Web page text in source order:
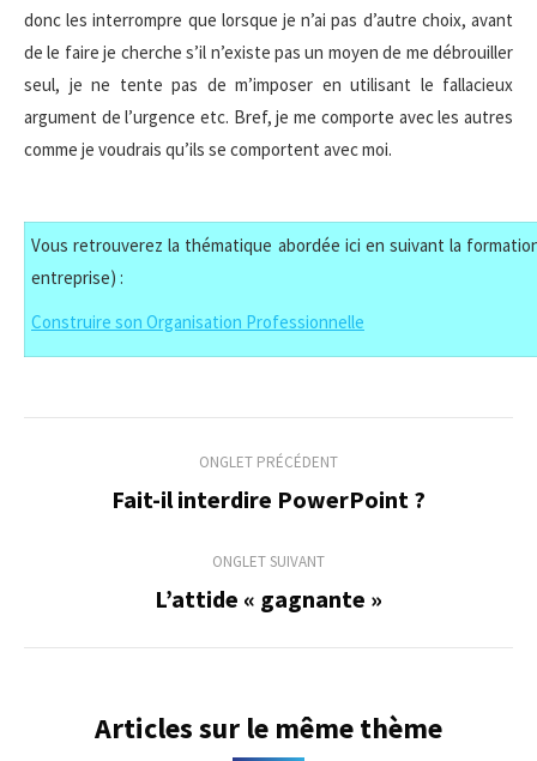
donc les interrompre que lorsque je n’ai pas d’autre choix, avant
de le faire je cherche s’il n’existe pas un moyen de me débrouiller
seul, je ne tente pas de m’imposer en utilisant le fallacieux
argument de l’urgence etc. Bref, je me comporte avec les autres
comme je voudrais qu’ils se comportent avec moi.
Vous retrouverez la thématique abordée ici en suivant la
entreprise) :
Construire son Organisation Professionnelle
commentaire
ONGLET PRÉCÉDENT
Onglet
Fait-il interdire PowerPoint ?
ONGLET SUIVANT
Onglet
L’attide « gagnante »
Articles sur le même thème